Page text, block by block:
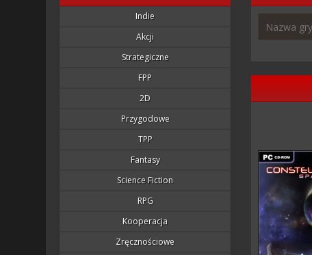
Indie
Akcji
Strategiczne
FPP
2D
Przygodowe
TPP
Fantasy
Science Fiction
RPG
Kooperacja
Zręcznościowe